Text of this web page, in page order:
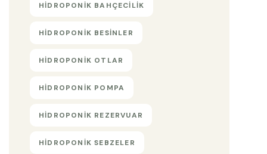
HIDROPONIK BAHÇECILIK
HIDROPONIK BESINLER
HIDROPONIK OTLAR
HIDROPONIK POMPA
HIDROPONIK REZERVUAR
HIDROPONIK SEBZELER